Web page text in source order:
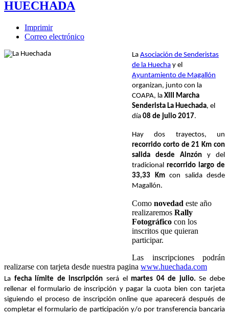
HUECHADA
Imprimir
Correo electrónico
La Asociación de Senderistas
de la Huecha y el
Ayuntamiento de Magallón
organizan, junto con la
COAPA, la XIII Marcha
Senderista La Huechada, el
día 08 de julio 2017.
Hay dos trayectos, un
recorrido corto de 21 Km con
salida desde Ainzón y del
tradicional recorrido largo de
33,33 Kmcon salida desde
Magallón.
Como novedad este año
realizaremos Rally
Fotográfico con los
inscritos que quieran
participar.
Las inscripciones podrán
realizarse con tarjeta desde nuestra pagina www.huechada.com
La fecha límite de inscripción será el martes 04 de julio.Se debe
rellenar el formulario de inscripción y pagar la cuota bien con tarjeta
siguiendo el proceso de inscripción online que aparecerá después de
completar el formulario de participación y/o por transferencia bancaria